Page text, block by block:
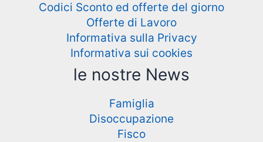
Codici Sconto ed offerte del giorno
Offerte di Lavoro
Informativa sulla Privacy
Informativa sui cookies
le nostre News
Famiglia
Disoccupazione
Fisco